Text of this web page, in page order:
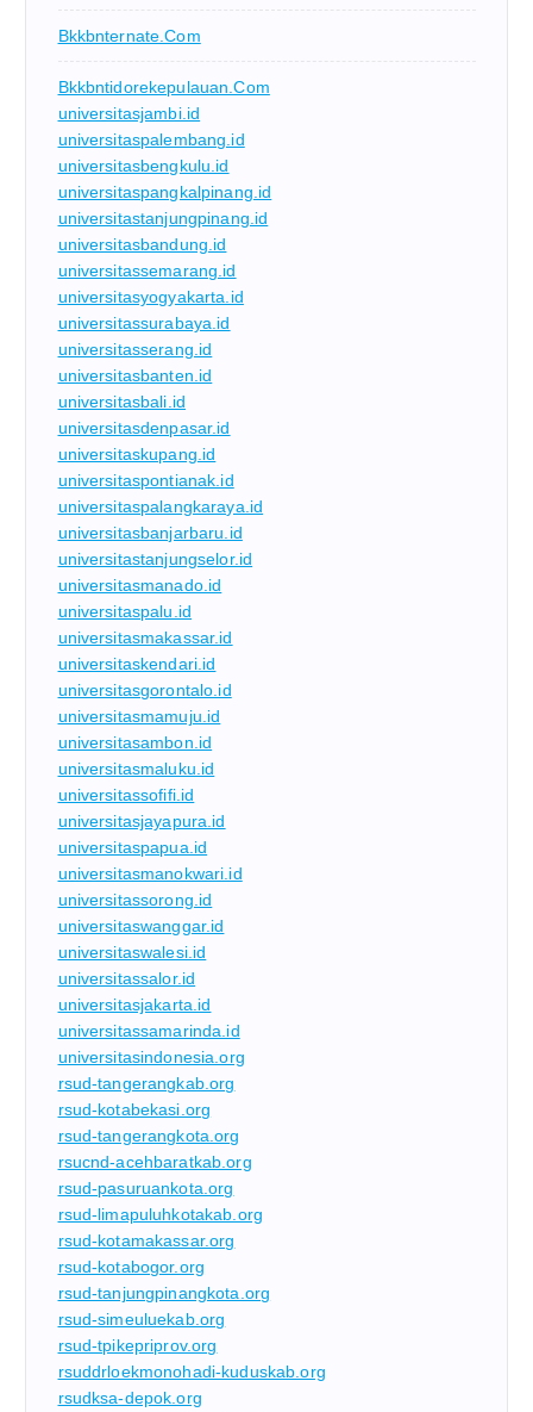
Bkkbnternate.com
Bkkbntidorekepulauan.com
universitasjambi.id
universitaspalembang.id
universitasbengkulu.id
universitaspangkalpinang.id
universitastanjungpinang.id
universitasbandung.id
universitassemarang.id
universitasyogyakarta.id
universitassurabaya.id
universitasserang.id
universitasbanten.id
universitasbali.id
universitasdenpasar.id
universitaskupang.id
universitaspontianak.id
universitaspalangkaraya.id
universitasbanjarbaru.id
universitastanjungselor.id
universitasmanado.id
universitaspalu.id
universitasmakassar.id
universitaskendari.id
universitasgorontalo.id
universitasmamuju.id
universitasambon.id
universitasmaluku.id
universitassofifi.id
universitasjayapura.id
universitaspapua.id
universitasmanokwari.id
universitassorong.id
universitaswanggar.id
universitaswalesi.id
universitassalor.id
universitasjakarta.id
universitassamarinda.id
universitasindonesia.org
rsud-tangerangkab.org
rsud-kotabekasi.org
rsud-tangerangkota.org
rsucnd-acehbaratkab.org
rsud-pasuruankota.org
rsud-limapuluhkotakab.org
rsud-kotamakassar.org
rsud-kotabogor.org
rsud-tanjungpinangkota.org
rsud-simeuluekab.org
rsud-tpikepriprov.org
rsuddrloekmonohadi-kuduskab.org
rsudksa-depok.org